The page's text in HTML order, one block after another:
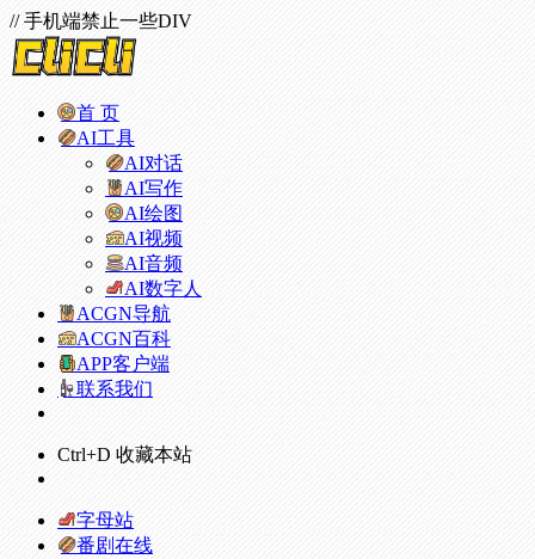
// 手机端禁止一些DIV
首 页
AI工具
AI对话
AI写作
AI绘图
AI视频
AI音频
AI数字人
ACGN导航
ACGN百科
APP客户端
联系我们
Ctrl+D 收藏本站
字母站
番剧在线